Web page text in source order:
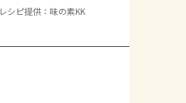
レシピ提供：味の素KK